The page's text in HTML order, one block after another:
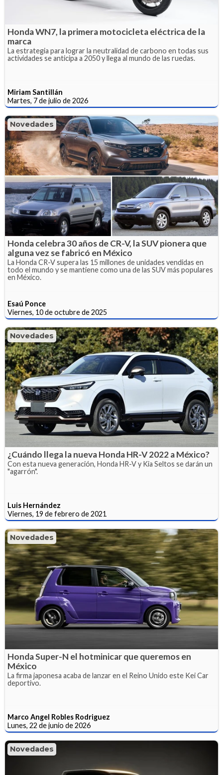
Honda WN7, la primera motocicleta eléctrica de la
marca
La estrategia para lograr la neutralidad de carbono en todas sus
actividades se anticipa a 2050 y llega al mundo de las ruedas.
Miriam Santillán
Martes, 7 de julio de 2026
Novedades
Honda celebra 30 años de CR-V, la SUV pionera que
alguna vez se fabricó en México
La Honda CR-V supera las 15 millones de unidades vendidas en
todo el mundo y se mantiene como una de las SUV más populares
en México.
Esaú Ponce
Viernes, 10 de octubre de 2025
Novedades
¿Cuándo llega la nueva Honda HR-V 2022 a México?
Con esta nueva generación, Honda HR-V y Kia Seltos se darán un
"agarrón".
Luis Hernández
Viernes, 19 de febrero de 2021
Novedades
Honda Super-N el hotminicar que queremos en
México
La firma japonesa acaba de lanzar en el Reino Unido este Kei Car
deportivo.
Marco Angel Robles Rodriguez
Lunes, 22 de junio de 2026
Novedades